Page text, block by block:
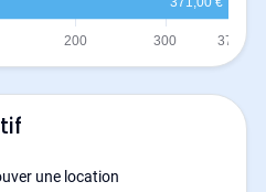
une location